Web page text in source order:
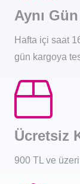
Aynı
Hafta içi saat
gün kargoya
Ücretsiz
900 TL ve